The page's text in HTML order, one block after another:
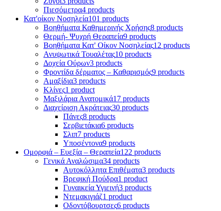
Πιεσόμετρα4 products
Κατ'οίκον Νοσηλεία101 products
Βοηθήματα Καθημερινής Χρήσης8 products
Θερμή- Ψυχρή Θεραπεία9 products
Βοηθήματα Κατ' Οίκον Νοσηλείας12 products
Ανυψωτικά Τουαλέτας10 products
Δοχεία Ούρων3 products
Φροντίδα δέρματος – Καθαρισμός9 products
Αμαξίδια3 products
Κλίνες1 product
Μαξιλάρια Ανατομικά17 products
Διαχείριση Ακράτειας30 products
Πάνες8 products
Σερβιετάκια6 products
Σλιπ7 products
Υποσέντονα9 products
Ομορφιά – Ευεξία – Θεραπεία122 products
Γενικά Αναλώσιμα34 products
Αυτοκόλλητα Επιθέματα3 products
Βρεφική Πούδρα1 product
Γυναικεία Υγιεινή3 products
Ντεμακιγιάζ1 product
Οδοντόβουρτσες6 products